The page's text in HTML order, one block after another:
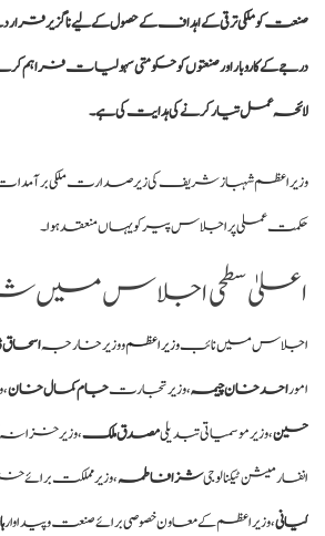
صنعت کو ملکی ترقی کے اہداف کے حصول کے لیے ناگزیر قرار
درجے کے کاروبار اور صنعتوں کو حکومتی سہولیات
لائحہ عمل تیار کرنے کی ہدایت کی ہے۔
وزیراعظم شہباز شریف کی زیر صدارت ملکی
حکمت عملی پر اجلاس پیر کو یہاں منعقد ہوا۔
اعلیٰ سطحی اجلاس میں
اجلاس میں نائبوزیراعظمو وزیر خارجہاسحاق
اموراحد خان چیمہ، وزیر تجارتجام کمال خان
حسین، وزیر موسمیاتی تبدیلیمصدق ملک، وزیر خزانہ
انفارمیشن ٹیکنالوجیشزا فاطمہ، وزیر مملکت برائے
کیانی، وزیراعظم کے معاون خصوصی برائے صنعت و پیداوار